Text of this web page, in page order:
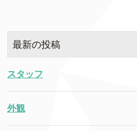
最新の投稿
スタッフ
外観